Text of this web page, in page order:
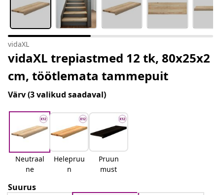
vidaXL
vidaXL trepiastmed 12 tk, 80x25x2
cm, töötlemata tammepuit
Värv(3 valikud saadaval)
Neutraal
ne
Helepruu
n
Pruun
must
Suurus